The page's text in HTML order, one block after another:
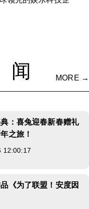
MORE →
：喜兔迎春新春赠礼
之旅！
12:00:17
《为了联盟！安度因